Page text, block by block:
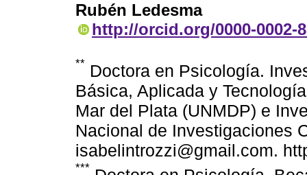
Rubén Ledesma
http://orcid.org/0000-0002-
** Doctora en Psicología.
Básica, Aplicada y
Mar del Plata (UNMDP) e
Nacional de Investigaciones
isabelintrozzi@gmail.com.
***